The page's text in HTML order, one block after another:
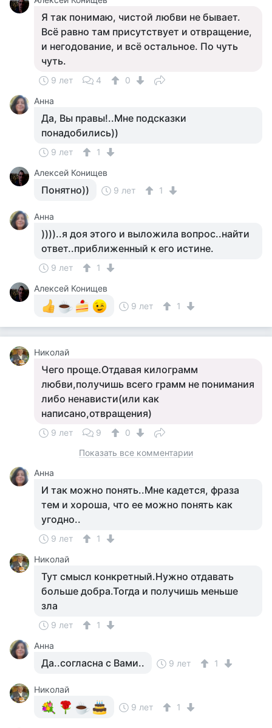
Я так понимаю, чистой любви не бывает.
Всё равно там присутствует и отвращение,
и негодование, и всё остальное. По чуть
чуть.
9 лет 4
0
Анна
Да, Вы правы!..Мне подсказки
понадобились))
9 лет
1
Алексей Конищев
Понятно)) 9 лет 1
Анна
))))..я доя этого и выложила вопрос..найти
ответ..приближенный к его истине.
9 лет
1
Алексей Конищев
9 лет
1
Николай
Чего проще.Отдавая килограмм
любви,получишь всего грамм не понимания
либо ненависти(или как
написано,отвращения)
9 лет 9
0
Показать все комментарии
Анна
И так можно понять..Мне кадется, фраза
тем и хороша, что ее можно понять как
угодно..
9 лет
1
Николай
Тут смысл конкретный.Нужно отдавать
больше добра.Тогда и получишь меньше
зла
9 лет
1
Анна
Да..согласна с Вами.. 9 лет 1
Николай
9 лет
1